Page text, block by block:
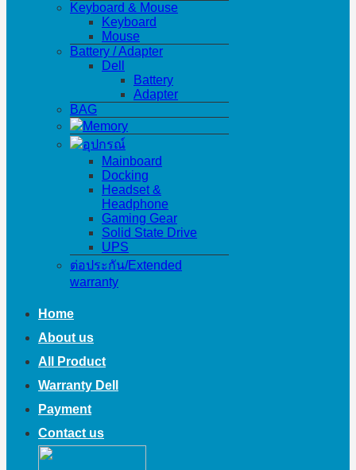
Keyboard & Mouse
Keyboard
Mouse
Battery / Adapter
Dell
Battery
Adapter
BAG
Memory
อุปกรณ์
Mainboard
Docking
Headset &
Headphone
Gaming Gear
Solid State Drive
UPS
ต่อประกัน/Extended
warranty
Home
About us
All Product
Warranty Dell
Payment
Contact us